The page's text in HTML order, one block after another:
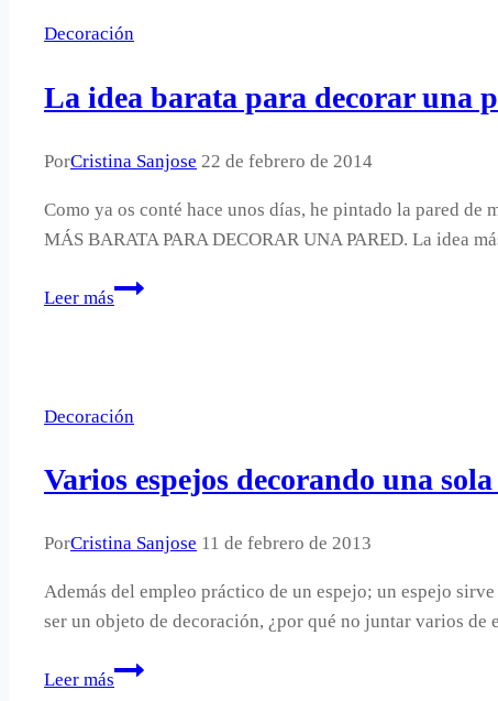
un
Decoración
La idea barata para decorar una
PorCristina Sanjose 22 de febrero de 2014
Como ya os conté hace unos días, he pintado la pared
MÁS BARATA PARA DECORAR UNA PARED. La idea
Leer más
La
decorar
Decoración
Varios espejos decorando una
PorCristina Sanjose 11 de febrero de 2013
Además del empleo práctico de un espejo; un espejo
ser un objeto de decoración, ¿por qué no juntar varios
Leer más
Varios